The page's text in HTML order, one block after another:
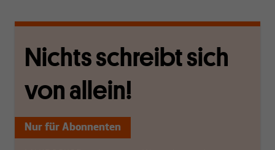
Nichts schreibt sich
von allein!
Nur für Abonnenten